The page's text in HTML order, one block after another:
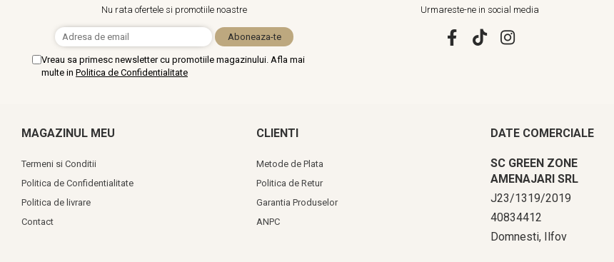
Nu rata ofertele si promotiile noastre
Vreau sa primesc newsletter cu promotiile magazinului. Afla mai
multe in Politica de Confidentialitate
Urmareste-ne in social media
MAGAZINUL MEU
Termeni si Conditii
Politica de Confidentialitate
Politica de livrare
Contact
CLIENTI
Metode de Plata
Politica de Retur
Garantia Produselor
ANPC
DATE COMERCIALE
SC GREEN ZONE
AMENAJARI SRL
J23/1319/2019
40834412
Domnesti, Ilfov